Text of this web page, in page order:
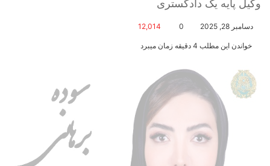
وکیل پایه یک دادگستری
دسامبر 28, 2025 0
12,014
خواندن این مطلب 4 دقیقه زمان میبرد